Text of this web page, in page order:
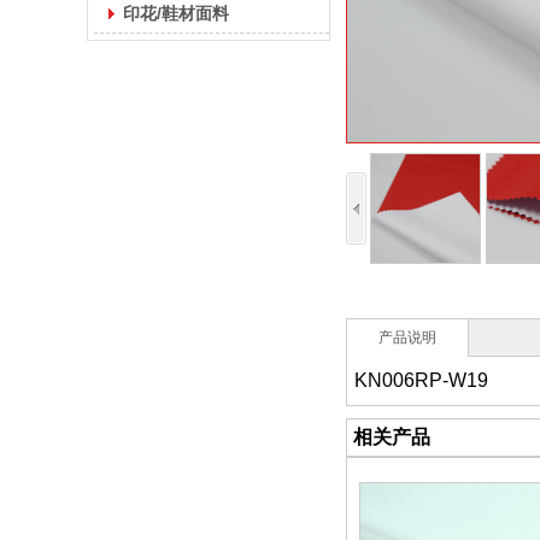
印花/鞋材面料
产品说明
KN006RP-W19
相关产品